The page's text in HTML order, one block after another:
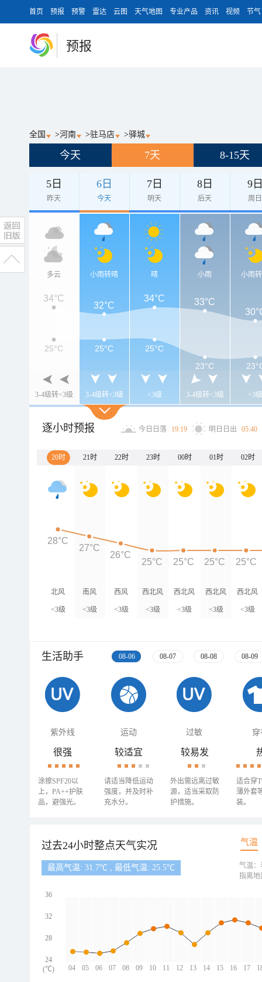
首页 预报 预警 雷达 云图 天气地图 专业产品 资讯 视频 节气
预报
全国 >河南 >驻马店 >驿城
今天 7天 8-15天
5日
昨天
6日
今天
7日
明天
8日
后天
9
周日
多云
3-4级转<3级
小雨转晴
3-4级转<3级
晴
<3级
小雨
3-4级转<3级
小雨
<3级
34°C
32°C
34°C
33°C
25°C 25°C
25°C
23°C
逐小时预报 今日日落 19:19 明日日出 05:40
20时 21时 22时 23时 00时 01时 02时
北风
<3级
南风
<3级
西风
<3级
西北风
<3级
西北风
<3级
西北风
<3级
西北风
<3级
28°C
27°C
26°C
25°C 25°C 25°C 25°C
生活助手 08-06 08-07 08-08 08-09
紫外线 运动 过敏 穿
很强
涂擦SPF20以
上，PA++护肤
品，避强光。
较适宜
请适当降低运动
强度，并及时补
充水分。
较易发
外出需远离过敏
源，适当采取防
护措施。
适合穿
薄外套
装。
过去24小时整点天气实况 气温
最高气温: 31.7℃ , 最低气温: 25.5℃
04 05 06 07 08 09 10 11 12 13 14 15 16 17
36
32
28
24
(℃)
气温：
指离地